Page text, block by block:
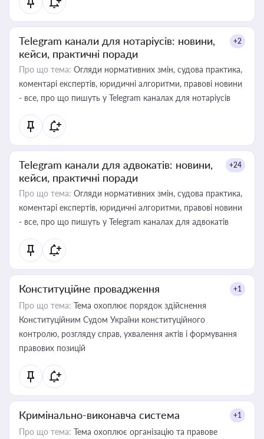
Telegram канали для нотаріусів: новини,
кейси, практичні поради
+2
Про що тема: Огляди нормативних змін, судова практика,
коментарі експертів, юридичні алгоритми, правові новини
- все, про що пишуть у Telegram каналах для нотаріусів
Telegram канали для адвокатів: новини,
кейси, практичні поради
+24
Про що тема: Огляди нормативних змін, судова практика,
коментарі експертів, юридичні алгоритми, правові новини
- все, про що пишуть у Telegram каналах для адвокатів
Конституційне провадження +1
Про що тема: Тема охоплює порядок здійснення
Конституційним Судом України конституційного
контролю, розгляду справ, ухвалення актів і формування
правових позицій
Кримінально-виконавча система +1
Про що тема: Тема охоплює організацію та правове